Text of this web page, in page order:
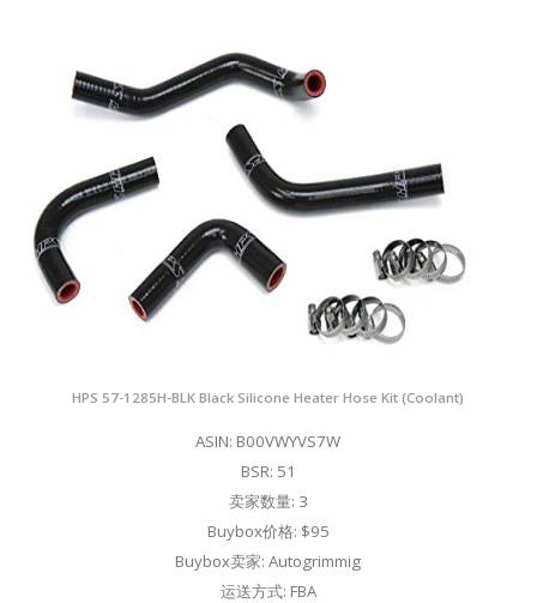
HPS 57-1285H-BLK Black Silicone Heater Hose Kit (Coolant)
ASIN: B00VWYVS7W
BSR: 51
卖家数量: 3
Buybox价格: $95
Buybox卖家: Autogrimmig
运送方式: FBA